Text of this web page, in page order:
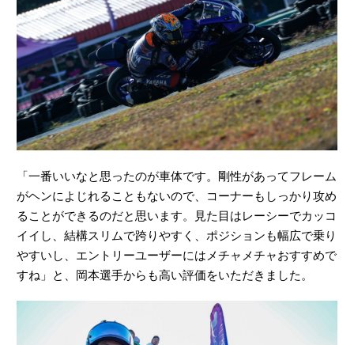
「一番いいなと思ったのが車体です。剛性があってフレーム
がヘンによじれることもないので、コーナーもしっかり攻め
ることができるのだと思います。見た目はレーシーでカッコ
イイし、結構スリムで跨りやすく、ポジションも幅広で乗り
やすいし、エントリーユーザーにはメチャメチャおすすめで
すね」と、岡本選手からも高い評価をいただきました。